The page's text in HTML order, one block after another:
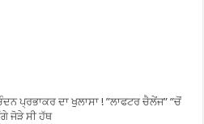
ਪ੍ਰਭਾਕਰ ਦਾ ਖੁਲਾਸਾ ! ”ਲਾਫਟਰ ਚੈਲੇਂਜ” ”ਚੋਂ
ਜੋੜੇ ਸੀ ਹੱਥ